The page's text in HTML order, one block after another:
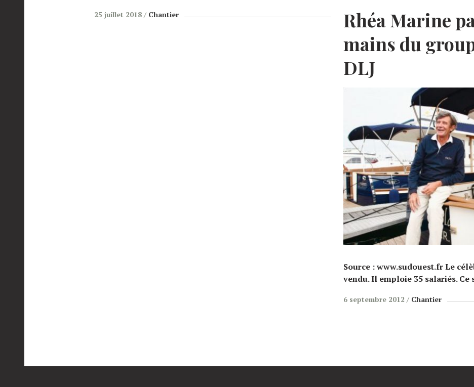
25 juillet 2018 Chantier
Rhéa Marine
mains du
DLJ
Source : www.sudouest.fr Le
vendu. Il emploie 35 salariés. Ce
6 septembre 2012 Chantier